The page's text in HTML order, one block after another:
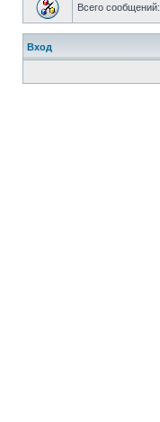
Всего сообщений:
Вход